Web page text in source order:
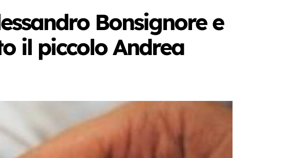
Bonsignore e
il piccolo Andrea